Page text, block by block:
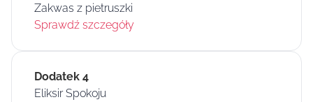
Zakwas z pietruszki
Sprawdź szczegóły
Dodatek 4
Eliksir Spokoju